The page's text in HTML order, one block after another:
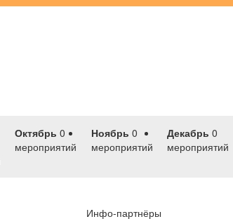
Октябрь 0
мероприятий
Ноябрь 0
мероприятий
Декабрь 0
мероприятий
Инфо-партнёры